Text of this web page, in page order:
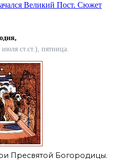
Великий Пост. Сюжет
ст.ст.), пятница.
Пресвятой Богородицы.